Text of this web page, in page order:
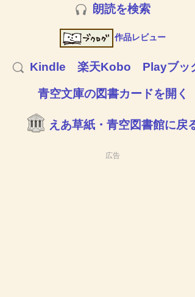
朗読を検索
作品レビュー
Kindle 楽天Kobo Playブッ
青空文庫の図書カードを開く
えあ草紙・青空図書館に戻
広告